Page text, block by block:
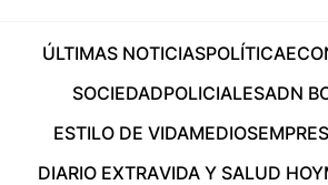
ÚLTIMAS NOTICIASPOLÍTICA
SOCIEDADPOLICIALESADN
ESTILO DE VIDAMEDIOS
DIARIO EXTRAVIDA Y SALUD HOY